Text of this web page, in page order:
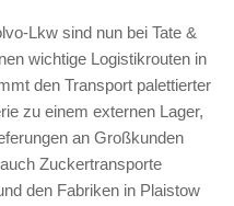
Lkw sind nun bei Tate &
wichtige Logistikrouten in
den Transport palettierter
zu einem externen Lager,
an Großkunden
Zuckertransporte
den Fabriken in Plaistow